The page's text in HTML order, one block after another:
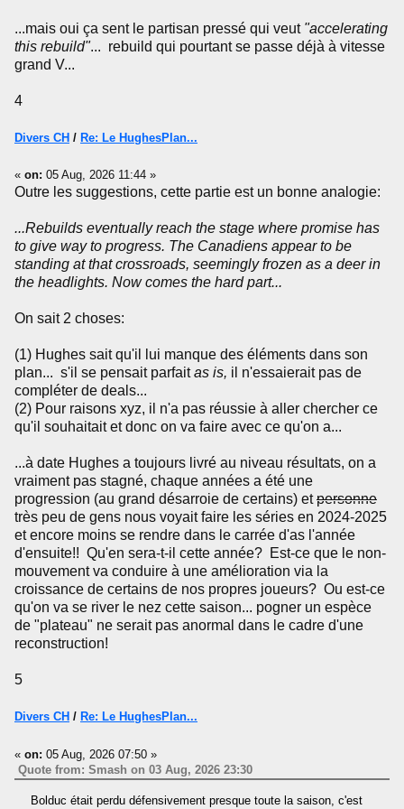
...mais oui ça sent le partisan pressé qui veut "accelerating
this rebuild"... rebuild qui pourtant se passe déjà à vitesse
grand V...
4
Divers CH / Re: Le HughesPlan...
« on: 05 Aug, 2026 11:44 »
Outre les suggestions, cette partie est un bonne analogie:
...Rebuilds eventually reach the stage where promise has
to give way to progress. The Canadiens appear to be
standing at that crossroads, seemingly frozen as a deer in
the headlights. Now comes the hard part...
On sait 2 choses:
(1) Hughes sait qu'il lui manque des éléments dans son
plan... s'il se pensait parfaitas is, il n'essaierait pas de
compléter de deals...
(2) Pour raisons xyz, il n'a pas réussie à aller chercher ce
qu'il souhaitait et donc on va faire avec ce qu'on a...
...à date Hughes a toujours livré au niveau résultats, on a
vraiment pas stagné, chaque années a été une
progression (au grand désarroie de certains) etpersonne
très peu de gens nous voyait faire les séries en 2024-2025
et encore moins se rendre dans le carrée d'as l'année
d'ensuite!! Qu'en sera-t-il cette année? Est-ce que le non-
mouvement va conduire à une amélioration via la
croissance de certains de nos propres joueurs? Ou est-ce
qu'on va se river le nez cette saison... pogner un espèce
de "plateau" ne serait pas anormal dans le cadre d'une
reconstruction!
5
Divers CH / Re: Le HughesPlan...
« on: 05 Aug, 2026 07:50 »
Quote from: Smash on 03 Aug, 2026 23:30
Bolduc était perdu défensivement presque toute la saison, c'est